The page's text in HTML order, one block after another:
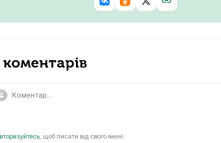
коментарів
, щоб писати від свого імені
Facebook